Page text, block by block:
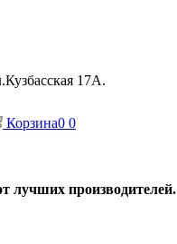
17А.
Корзина0 0
лучших производителей.